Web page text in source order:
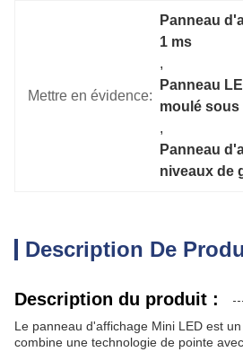
Mettre en évidence:
Panneau
1 ms
,
Panneau
moulé
,
Panneau
niveaux de
Description De
Description du produit :
Le panneau d'affichage Mini LED est
combine une technologie de pointe